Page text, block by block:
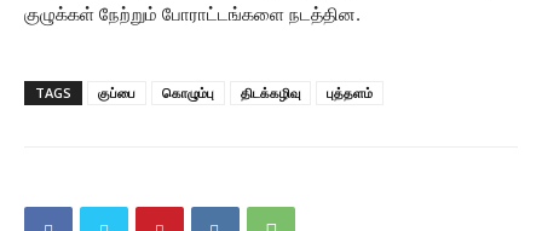
குழுக்கள் நேற்றும் போராட்டங்களை நடத்தின.
TAGS குப்பை கொழும்பு திடக்கழிவு புத்தளம்